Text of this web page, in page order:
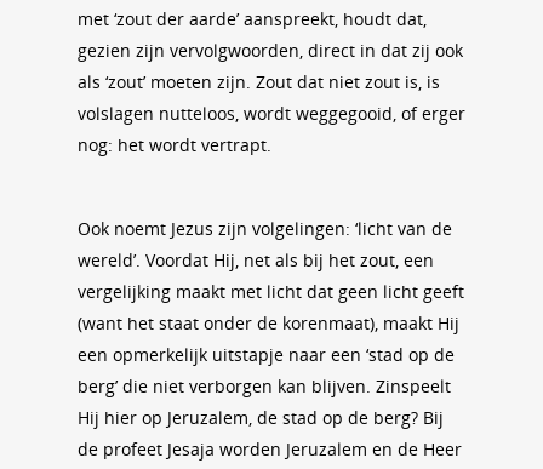
met ‘zout der aarde’ aanspreekt, houdt dat,
gezien zijn vervolgwoorden, direct in dat zij ook
als ‘zout’ moeten zijn. Zout dat niet zout is, is
volslagen nutteloos, wordt weggegooid, of erger
nog: het wordt vertrapt.
Ook noemt Jezus zijn volgelingen: ‘licht van de
wereld’. Voordat Hij, net als bij het zout, een
vergelijking maakt met licht dat geen licht geeft
(want het staat onder de korenmaat), maakt Hij
een opmerkelijk uitstapje naar een ‘stad op de
berg’ die niet verborgen kan blijven. Zinspeelt
Hij hier op Jeruzalem, de stad op de berg? Bij
de profeet Jesaja worden Jeruzalem en de Heer